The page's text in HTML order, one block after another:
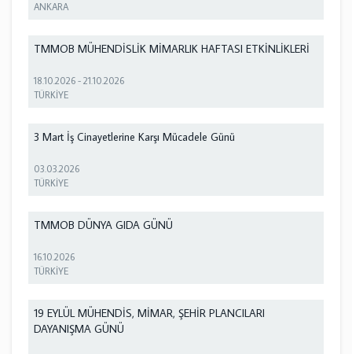
ANKARA
TMMOB MÜHENDİSLİK MİMARLIK HAFTASI ETKİNLİKLERİ
18.10.2026 -21.10.2026
TÜRKİYE
3 Mart İş Cinayetlerine Karşı Mücadele Günü
03.03.2026
TÜRKİYE
TMMOB DÜNYA GIDA GÜNÜ
16.10.2026
TÜRKİYE
19 EYLÜL MÜHENDİS, MİMAR, ŞEHİR PLANCILARI
DAYANIŞMA GÜNÜ